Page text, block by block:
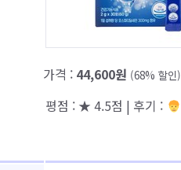
가격 : 44,600원 (68% 할인)
평점 : ★ 4.5점 | 후기 :